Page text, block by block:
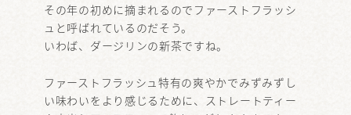
その年の初めに摘まれるのでファーストフラッシ
ュと呼ばれているのだそう。
いわば、ダージリンの新茶ですね。
ファーストフラッシュ特有の爽やかでみずみずし
い味わいをより感じるために、ストレートティー